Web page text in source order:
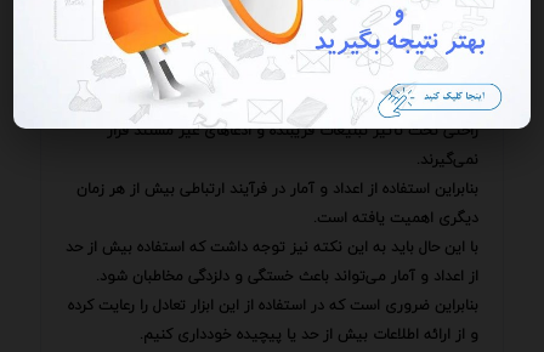
هستند که باید در فرآیند ارتباطی مورد توجه قرار گیرند.
ه با افزایش دسترسی به اطلاعات و گسترش شبکه‌های اجتماعی
مخاطبان نسبت به گذشته آگاه‌تر و سخت‌گیرتر شده‌اند.
آن‌ها به دنبال اطلاعات دقیق قابل اعتماد و شفاف هستند و به
راحتی تحت تأثیر تبلیغات فریبنده و ادعاهای غیر مستند قرار
نمی‌گیرند.
بنابراین استفاده از اعداد و آمار در فرآیند ارتباطی بیش از هر زمان
دیگری اهمیت یافته است.
با این حال باید به این نکته نیز توجه داشت که استفاده بیش از حد
از اعداد و آمار می‌تواند باعث خستگی و دلزدگی مخاطبان شود.
بنابراین ضروری است که در استفاده از این ابزار تعادل را رعایت کرده
و از ارائه اطلاعات بیش از حد یا پیچیده خودداری کنیم.